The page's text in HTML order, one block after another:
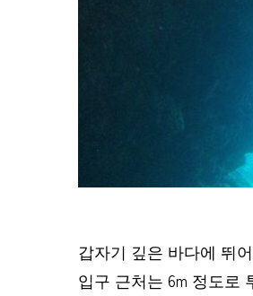
갑자기 깊은 바다에 뛰
입구 근처는 6m 정도로